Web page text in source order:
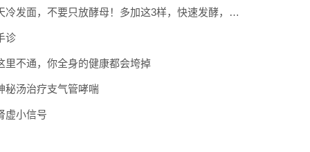
天冷发面，不要只放酵母！多加这3样，快速发酵，蓬松香软弹性十足
诊
里不通，你全身的健康都会垮掉
秘汤治疗支气管哮喘
虚小信号